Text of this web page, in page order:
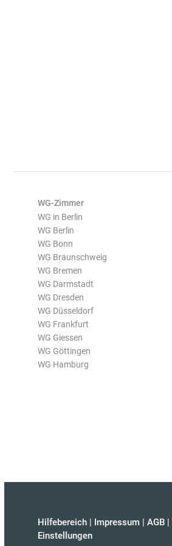
WG-Zimmer
WG in Berlin
WG Berlin
WG Bonn
WG Braunschweig
WG Bremen
WG Darmstadt
WG Dresden
WG Düsseldorf
WG Frankfurt
WG Giessen
WG Göttingen
WG Hamburg
Hilfebereich | Impressum | AGB |
Einstellungen